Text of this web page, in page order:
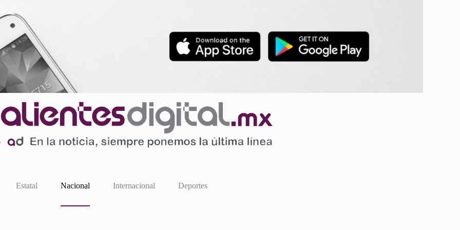
Estatal Nacional Internacional Deportes